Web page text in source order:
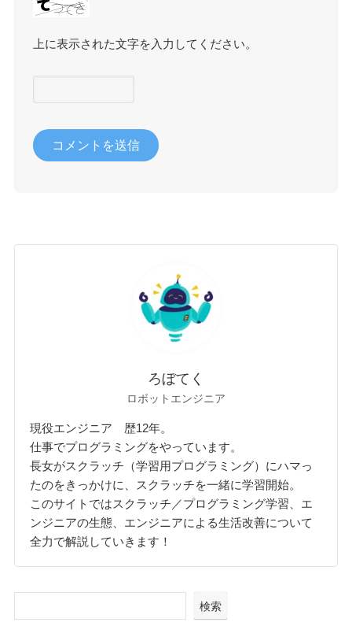
上に表示された文字を入力してください。
ろぼてく
ロボットエンジニア
現役エンジニア 歴12年。
仕事でプログラミングをやっています。
長女がスクラッチ（学習用プログラミング）にハマっ
たのをきっかけに、スクラッチを一緒に学習開始。
このサイトではスクラッチ／プログラミング学習、エ
ンジニアの生態、エンジニアによる生活改善について
全力で解説していきます！
検索